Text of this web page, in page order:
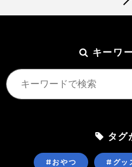
キーワ
タグ
#おやつ #グッ